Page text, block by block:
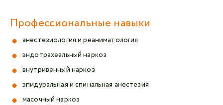
Профессиональные навыки
анестезиология и реаниматология
эндотрахеальный наркоз
внутривенный наркоз
эпидуральная и спинальная анестезия
масочный наркоз
или войти через VK ID с использованием данных
Я не